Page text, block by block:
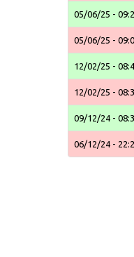
05/06/25 -
05/06/25 -
12/02/25 -
12/02/25 -
09/12/24 -
06/12/24 -